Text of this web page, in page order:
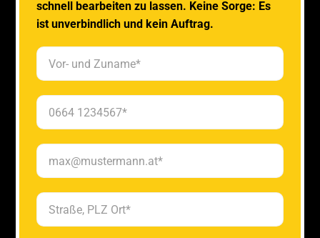
schnell bearbeiten zu lassen. Keine Sorge: Es
ist unverbindlich und kein Auftrag.